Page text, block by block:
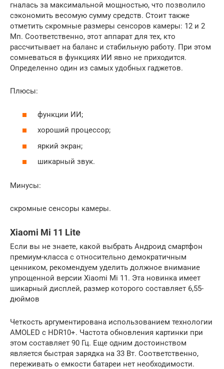
гналась за максимальной мощностью, что позволило
сэкономить весомую сумму средств. Стоит также
отметить скромные размеры сенсоров камеры: 12 и 2
Мп. Соответственно, этот аппарат для тех, кто
рассчитывает на баланс и стабильную работу. При этом
сомневаться в функциях ИИ явно не приходится.
Определенно один из самых удобных гаджетов.
Плюсы:
функции ИИ;
хороший процессор;
яркий экран;
шикарный звук.
Минусы:
скромные сенсоры камеры.
Xiaomi Mi 11 Lite
Если вы не знаете, какой выбрать Андроид смартфон
премиум-класса с относительно демократичным
ценником, рекомендуем уделить должное внимание
упрощенной версии Xiaomi Mi 11. Эта новинка имеет
шикарный дисплей, размер которого составляет 6,55-
дюймов
Четкость аргументирована использованием технологии
AMOLED с HDR10+. Частота обновления картинки при
этом составляет 90 Гц. Еще одним достоинством
является быстрая зарядка на 33 Вт. Соответственно,
переживать о емкости батареи нет необходимости.